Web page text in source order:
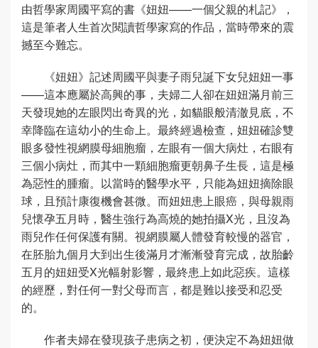
由哲學家周國平寫的書《妞妞——一個父親的札記》，
這是筆者人生首次閱讀哲學家寫的作品，當時帶來的震
撼至今難忘。
《妞妞》記述周國平與妻子雨兒誕下女兒妞妞一事
——這本應屬於高興的事，夫婦二人卻在妞妞滿月前三
天發現她的左眼閃出奇異的光，如貓眼般清澈見底，不
幸降臨在這幼小的生命上。最終經過檢查，妞妞確診雙
眼多發性視網膜母細胞瘤，左眼有一個大病灶，右眼有
三個小病灶，而其中一顆細胞瘤更朝鼻子生長，這是極
為惡性的腫瘤。以當時的醫學水平，只能為妞妞摘除眼
球，且預計康復機會甚微。而妞妞患上眼癌，與母親雨
兒懷孕五月時，醫生強行為高燒的她拍攝X光，且沒為
雨兒作任何保護有關。視網膜屬人體發育較慢的器官，
在胚胎九個月大到出生後滿月才漸漸發育完成，故胎齡
五月的妞妞受X光幅射影響，最終患上如此惡疾。這樣
的經歷，對任何一對父母而言，都是難以接受和忍受
的。
作者夫婦在發現孩子患病之初，便決定不為妞妞做